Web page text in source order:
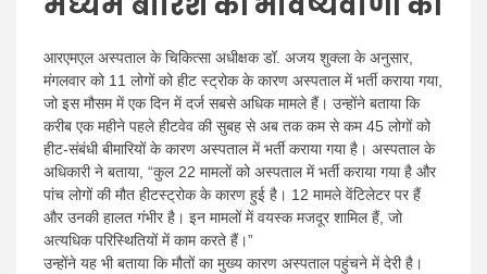
आरएमएल अस्पताल के चिकित्सा अधीक्षक डॉ. अजय शुक्ला के अनुसार,
मंगलवार को 11 लोगों को हीट स्ट्रोक के कारण अस्पताल में भर्ती कराया गया,
जो इस मौसम में एक दिन में दर्ज सबसे अधिक मामले हैं। उन्होंने बताया कि
करीब एक महीने पहले हीटवेव की सुबह से अब तक कम से कम 45 लोगों को
हीट-संबंधी बीमारियों के कारण अस्पताल में भर्ती कराया गया है। अस्पताल के
अधिकारी ने बताया, “कुल 22 मामलों को अस्पताल में भर्ती कराया गया है और
पांच लोगों की मौत हीटस्ट्रोक के कारण हुई है। 12 मामले वेंटिलेटर पर हैं
और उनकी हालत गंभीर है। इन मामलों में वयस्क मजदूर शामिल हैं, जो
अत्यधिक परिस्थितियों में काम करते हैं।”
उन्होंने यह भी बताया कि मौतों का मुख्य कारण अस्पताल पहुंचने में देरी है।